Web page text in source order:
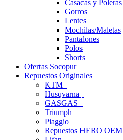
Casacas y Poleras
Gorros
Lentes
Mochilas/Maletas
Pantalones
Polos
Shorts
Ofertas Socopur
Repuestos Originales
KTM
Husqvarna
GASGAS
Triumph
Piaggio
Repuestos HERO OEM